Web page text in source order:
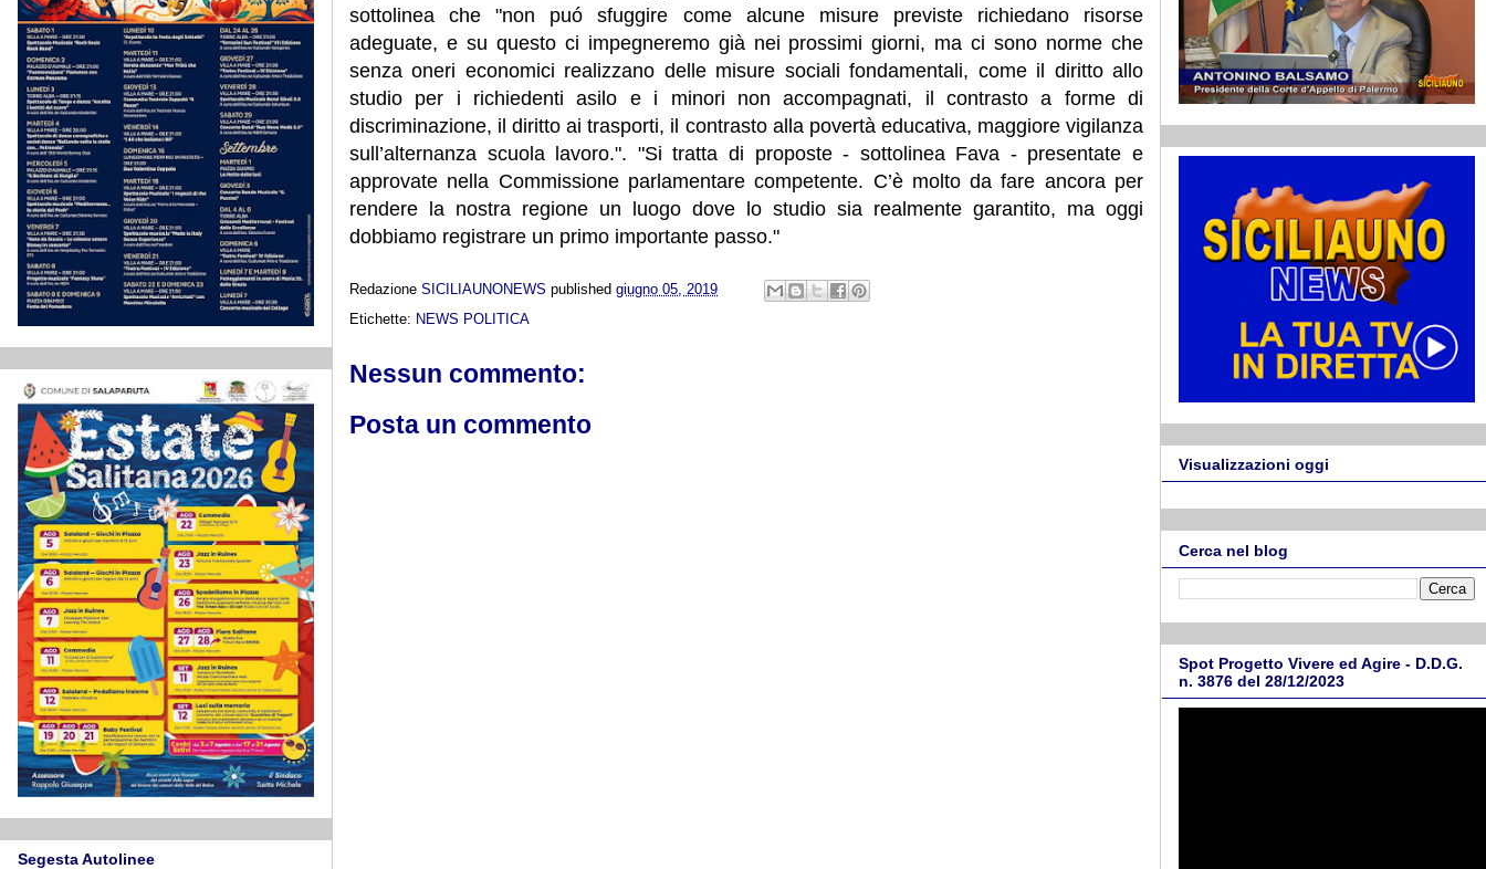
sottolinea che "non puó sfuggire come alcune misure previste richiedano risorse
adeguate, e su questo ci impegneremo già nei prossimi giorni, ma ci sono norme che
senza oneri economici realizzano delle misure sociali fondamentali, come il diritto allo
studio per i richiedenti asilo e i minori non accompagnati, il contrasto a forme di
discriminazione, il diritto ai trasporti, il contrasto alla povertà educativa, maggiore vigilanza
sull’alternanza scuola lavoro.". "Si tratta di proposte - sottolinea Fava - presentate e
approvate nella Commissione parlamentare competente. C’è molto da fare ancora per
rendere la nostra regione un luogo dove lo studio sia realmente garantito, ma oggi
dobbiamo registrare un primo importante passo."
Redazione SICILIAUNONEWS published giugno 05, 2019
Etichette: NEWS POLITICA
Nessun commento:
Posta un commento
Segesta Autolinee
Visualizzazioni oggi
Cerca nel blog
Spot Progetto Vivere ed Agire - D.D.G.
n. 3876 del 28/12/2023